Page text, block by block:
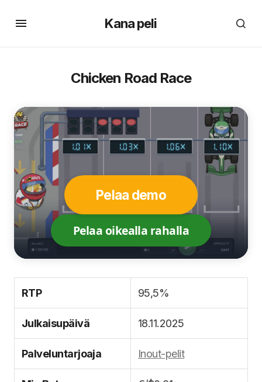
Kana peli
Chicken Road Race
Pelaa demo
Pelaa oikealla rahalla
RTP 95,5%
Julkaisupäivä 18.11.2025
Palveluntarjoaja Inout-pelit